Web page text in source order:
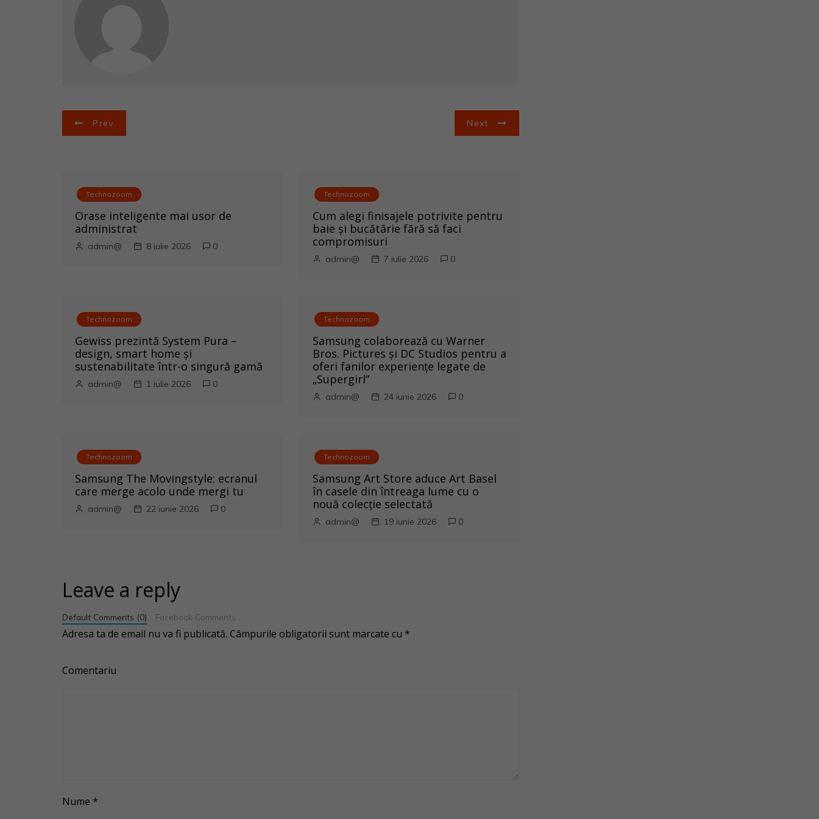
N
Prev Next
Technozoom
Orase inteligente mai usor de
administrat
admin@ 8 iulie 2026 0
Technozoom
Cum alegi finisajele potrivite pentru
baie și bucătărie fără să faci
compromisuri
admin@ 7 iulie 2026 0
Technozoom
Gewiss prezintă System Pura –
design, smart home și
sustenabilitate într-o singură gamă
admin@ 1 iulie 2026 0
Technozoom
Samsung colaborează cu Warner
Bros. Pictures și DC Studios pentru a
oferi fanilor experiențe legate de
„Supergirl”
admin@ 24 iunie 2026 0
Technozoom
Samsung The Movingstyle: ecranul
care merge acolo unde mergi tu
admin@ 22 iunie 2026 0
Technozoom
Samsung Art Store aduce Art Basel
în casele din întreaga lume cu o
nouă colecție selectată
admin@ 19 iunie 2026 0
Leave a reply
Default Comments (0) Facebook Comments
Adresa ta de email nu va fi publicată. Câmpurile obligatorii sunt marcate cu *
Comentariu
Nume *